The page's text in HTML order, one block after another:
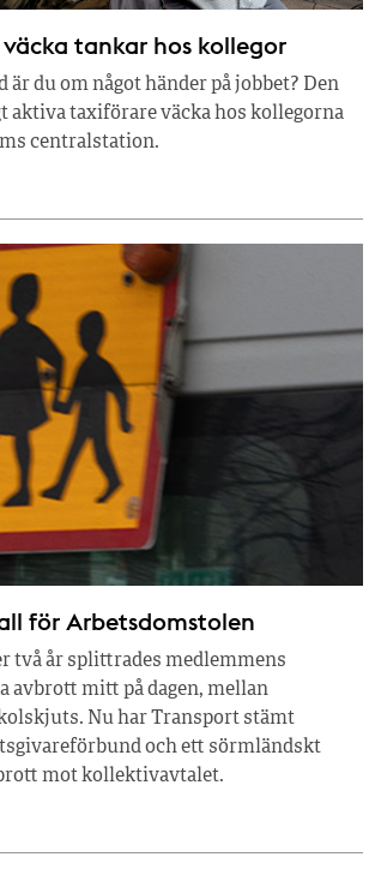
tankar hos kollegor
är du om något händer på jobbet? Den
aktiva taxiförare väcka hos kollegorna
centralstation.
för Arbetsdomstolen
två år splittrades medlemmens
avbrott mitt på dagen, mellan
Nu har Transport stämt
och ett sörmländskt
mot kollektivavtalet.